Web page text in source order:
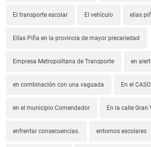
El transporte escolar El vehículo elias
Elías Piña en la provincia de mayor precariedad
Empresa Metropolitana de Transporte en
en combinación con una vaguada En el
en el municipio Comendador En la calle Gran
enfrentar consecuencias. entornos escolares